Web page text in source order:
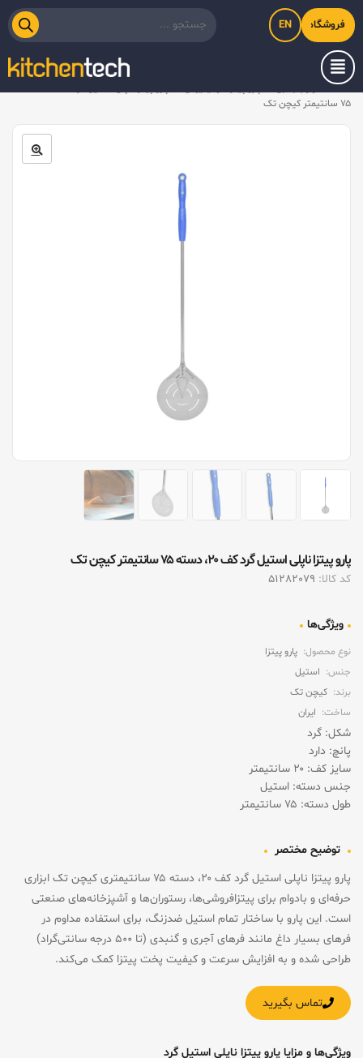
فروشگاه اینترنتی کیت‌لاین
EN
خانه
۷۵ سانتیمتر کیچن تک
پارو پیتزا ناپلی استیل گرد کف ۲۰، دسته ۷۵ سانتیمتر کیچن تک
پارو پیتزا ناپلی استیل گرد کف ۲۰، دسته ۷۵ سانتیمتری کیچن تک ابزاری
حرفه‌ای و بادوام برای پیتزافروشی‌ها، رستوران‌ها و آشپزخانه‌های صنعتی
است. این پارو با ساختار تمام استیل ضدزنگ، برای استفاده مداوم در
فرهای بسیار داغ مانند فرهای آجری و گنبدی (تا ۵۰۰ درجه سانتی‌گراد)
طراحی شده و به افزایش سرعت و کیفیت پخت پیتزا کمک می‌کند.
کد کالا: 51282079
ویژگی‌ها
نوع محصول: پارو پیتزا
جنس: استیل
برند: کیچن تک
ساخت: ایران
شکل: گرد
پانچ: دارد
سایز کف: ۲۰ سانتیمتر
جنس دسته: استیل
طول دسته: ۷۵ سانتیمتر
توضیح مختصر
تماس بگیرید
ویژگی‌ها و مزایا پارو پیتزا ناپلی استیل گرد